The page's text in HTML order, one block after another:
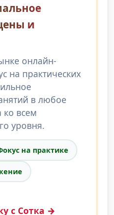
и
онлайн-
на практических
в любое
ко всем
уровня.
на практике
с Сотка →